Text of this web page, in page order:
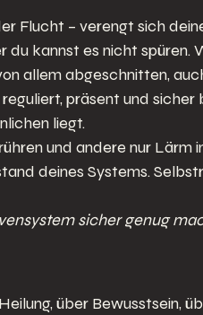
Flucht – verengt sich
du kannst es nicht spüren.
allem abgeschnitten,
präsent und sicher
liegt.
und andere nur Lärm
deines Systems.
sicher genug
über Bewusstsein,